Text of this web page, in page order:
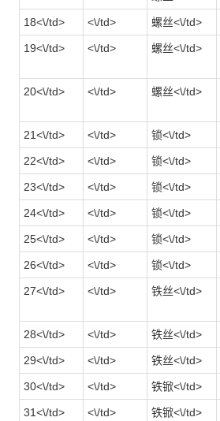
18<\/td> <\/td> 螺丝<\/td>
19<\/td> <\/td> 螺丝<\/td>
20<\/td> <\/td> 螺丝<\/td>
21<\/td> <\/td> 锁<\/td>
22<\/td> <\/td> 锁<\/td>
23<\/td> <\/td> 锁<\/td>
24<\/td> <\/td> 锁<\/td>
25<\/td> <\/td> 锁<\/td>
26<\/td> <\/td> 锁<\/td>
27<\/td> <\/td> 铁丝<\/td>
28<\/td> <\/td> 铁丝<\/td>
29<\/td> <\/td> 铁丝<\/td>
30<\/td> <\/td> 铁锨<\/td>
31<\/td> <\/td> 铁锨<\/td>